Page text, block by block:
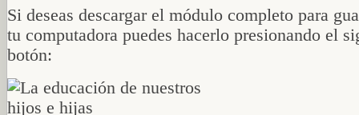
Si deseas descargar el módulo completo para
tu computadora puedes hacerlo presionando el
botón: